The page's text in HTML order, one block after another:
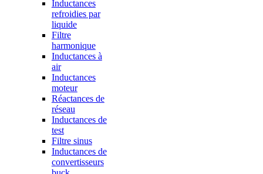
Inductances
refroidies par
liquide
Filtre
harmonique
Inductances à
air
Inductances
moteur
Réactances de
réseau
Inductances de
test
Filtre sinus
Inductances de
convertisseurs